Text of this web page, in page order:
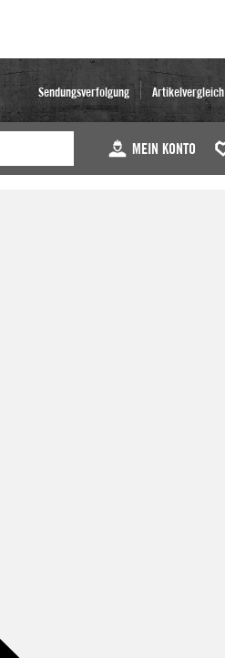
Sendungsverfolgung Artikelvergleich
MEIN KONTO